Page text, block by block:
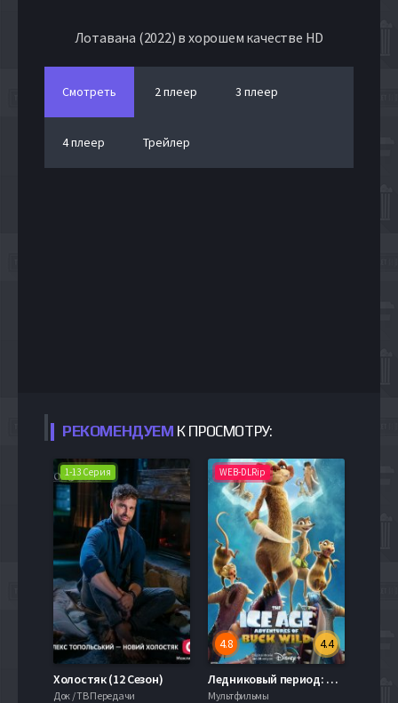
Лотавана (2022) в хорошем качестве HD
Смотреть 2 плеер 3 плеер
4 плеер Трейлер
РЕКОМЕНДУЕМ К ПРОСМОТРУ:
1-13 Серия
Холостяк (12 Сезон)
Док / ТВ Передачи
WEB-DLRip
4.4
4.8
Ледниковый период: Приключения Бака (2022)
Мультфильмы